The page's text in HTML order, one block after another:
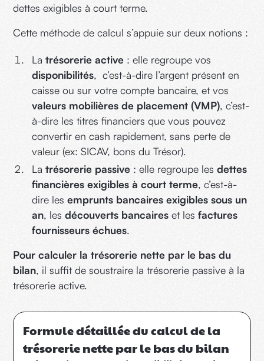
dettes exigibles à court terme.
Cette méthode de calcul s’appuie sur deux notions :
Latrésorerie active : elle regroupe vos
disponibilités, c’est-à-dire l’argent présent en
caisse ou sur votre compte bancaire, et vos
valeurs mobilières de placement (VMP), c’est-
à-dire les titres financiers que vous pouvez
convertir en cash rapidement, sans perte de
valeur (ex: SICAV, bons du Trésor).
Latrésorerie passive : elle regroupe lesdettes
financières exigibles à court terme, c’est-à-
dire lesemprunts bancaires exigibles sous un
an, lesdécouverts bancaires et lesfactures
fournisseurs échues.
Pour calculer la trésorerie nette par le bas du
bilan, il suffit de soustraire la trésorerie passive à la
trésorerie active.
Formule détaillée du calcul de la
trésorerie nette par le bas du bilan